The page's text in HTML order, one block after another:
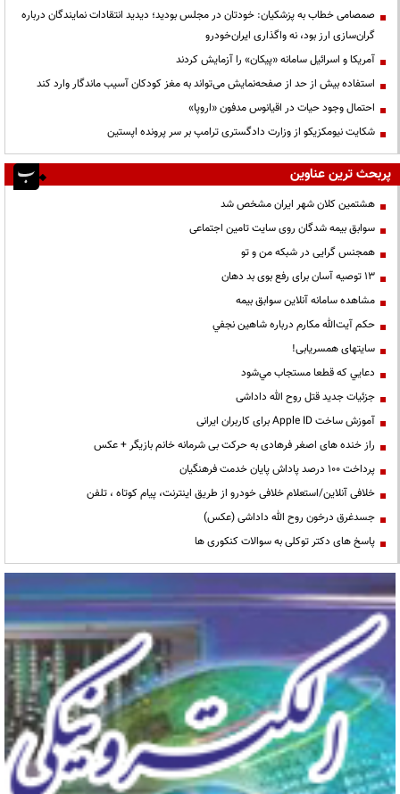
صمصامی خطاب به پزشکیان: خودتان در مجلس بودید؛ دیدید انتقادات نمایندگان درباره
گران‌سازی ارز بود، نه واگذاری ایران‌خودرو
آمریکا و اسرائیل سامانه «پیکان» را آزمایش کردند
استفاده بیش از حد از صفحه‌نمایش می‌تواند به مغز کودکان آسیب ماندگار وارد کند
احتمال وجود حیات در اقیانوس مدفون «اروپا»
شکایت نیومکزیکو از وزارت دادگستری ترامپ بر سر پرونده اپستین
پربحث ترین عناوین
هشتمین کلان شهر ایران مشخص شد
سوابق بیمه شدگان روی سایت تامین اجتماعی
همجنس گرایی در شبکه من و تو
13 توصیه آسان برای رفع بوی بد دهان
مشاهده سامانه آنلاين سوابق بیمه
حكم آيت‌الله مكارم درباره شاهين نجفي
سایتهای همسریابی!
دعايي كه قطعا مستجاب مي‌شود
جزئیات جدید قتل روح الله داداشی
آموزش ساخت Apple ID برای کاربران ایرانی
راز خنده های اصغر فرهادی به حرکت بی شرمانه خانم بازیگر + عکس
پرداخت ۱۰۰ درصد پاداش پایان خدمت فرهنگیان
خلافی آنلاین/استعلام خلافی خودرو از طریق اینترنت، پیام کوتاه ، تلفن
جسدغرق درخون روح الله داداشی (عکس)
پاسخ های دکتر توکلی به سوالات کنکوری ها